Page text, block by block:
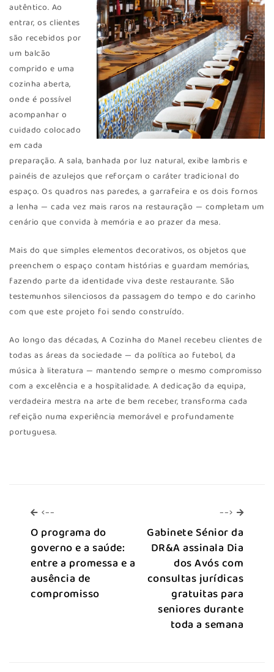
autêntico. Ao
entrar, os clientes
são recebidos por
um balcão
comprido e uma
cozinha aberta,
onde é possível
acompanhar o
cuidado colocado
em cada
preparação. A sala, banhada por luz natural, exibe lambris e
painéis de azulejos que reforçam o caráter tradicional do
espaço. Os quadros nas paredes, a garrafeira e os dois fornos
a lenha — cada vez mais raros na restauração — completam um
cenário que convida à memória e ao prazer da mesa.
Mais do que simples elementos decorativos, os objetos que
preenchem o espaço contam histórias e guardam memórias,
fazendo parte da identidade viva deste restaurante. São
testemunhos silenciosos da passagem do tempo e do carinho
com que este projeto foi sendo construído.
Ao longo das décadas, A Cozinha do Manel recebeu clientes de
todas as áreas da sociedade — da política ao futebol, da
música à literatura — mantendo sempre o mesmo compromisso
com a excelência e a hospitalidade. A dedicação da equipa,
verdadeira mestra na arte de bem receber, transforma cada
refeição numa experiência memorável e profundamente
portuguesa.
<--
O programa do
governo e a saúde:
entre a promessa e a
ausência de
compromisso
--> -->
Gabinete Sénior da
DR&A assinala Dia
dos Avós com
consultas jurídicas
gratuitas para
seniores durante
toda a semana